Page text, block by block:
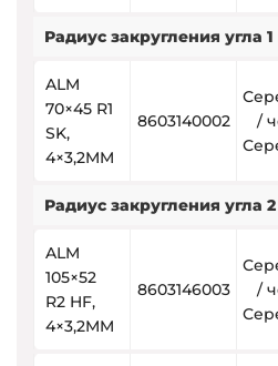
Радиус закругления угла
ALM
70×45 R1
SK,
4×3,2MM
8603140002
/
Радиус закругления угла
ALM
105×52
R2 HF,
4×3,2MM
8603146003
/